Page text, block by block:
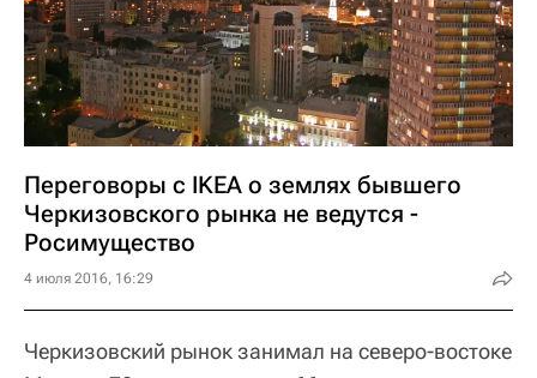
Переговоры с IKEA о землях бывшего
Черкизовского рынка не ведутся -
Росимущество
4 июля 2016, 16:29
Черкизовский рынок занимал на северо-востоке